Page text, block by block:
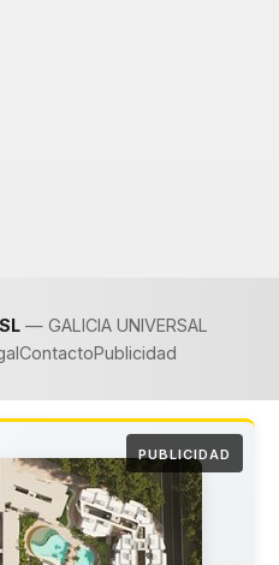
— GALICIA UNIVERSAL
ContactoPublicidad
PUBLICIDAD